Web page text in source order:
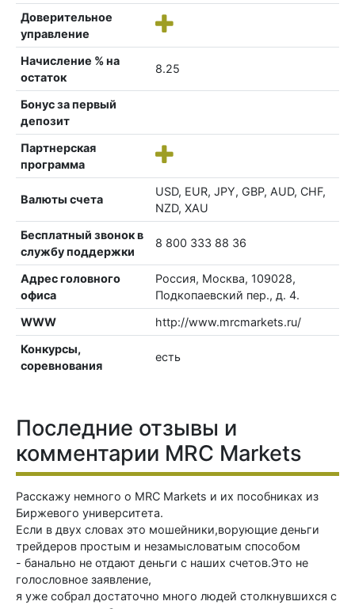
Доверительное
управление
Начисление % на
остаток
8.25
Бонус за первый
депозит
Партнерская
программа
Валюты счета
USD, EUR, JPY, GBP, AUD, CHF,
NZD, XAU
Бесплатный звонок в
службу поддержки
8 800 333 88 36
Адрес головного
офиса
Россия, Москва, 109028,
Подкопаевский пер., д. 4.
WWW
http://www.mrcmarkets.ru/
Конкурсы,
соревнования
есть
Последние отзывы и
комментарии MRC Markets
Расскажу немного о MRC Markets и их пособниках из
Биржевого университета.
Если в двух словах это мошейники,ворующие деньги
трейдеров простым и незамысловатым способом
- банально не отдают деньги с наших счетов.Это не
голословное заявление,
я уже собрал достаточно много людей столкнувшихся с